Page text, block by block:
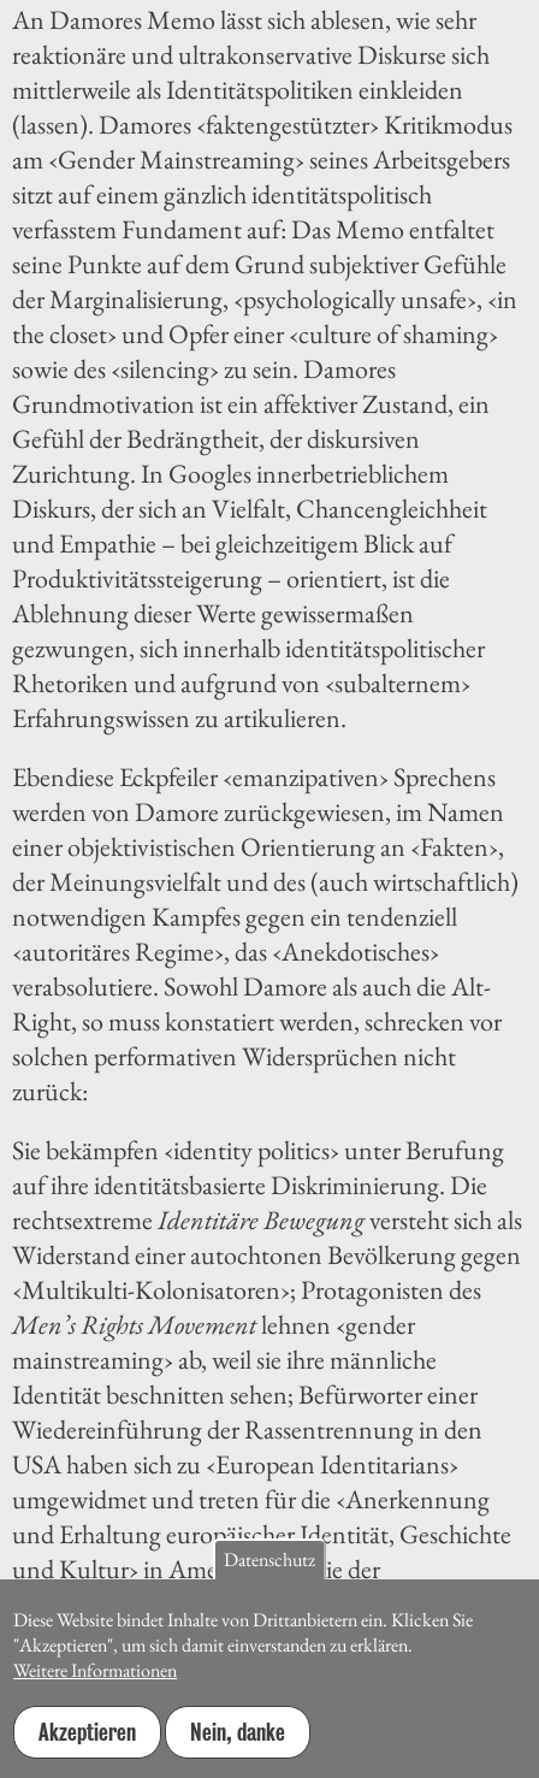
An Damores Memo lässt sich ablesen, wie sehr
reaktionäre und ultrakonservative Diskurse sich
mittlerweile als Identitätspolitiken einkleiden
(lassen). Damores ‹faktengestützter› Kritikmodus
am ‹Gender Mainstreaming› seines Arbeitsgebers
sitzt auf einem gänzlich identitätspolitisch
verfasstem Fundament auf: Das Memo entfaltet
seine Punkte auf dem Grund subjektiver Gefühle
der Marginalisierung, ‹psychologically unsafe›, ‹in
the closet› und Opfer einer ‹culture of shaming›
sowie des ‹silencing› zu sein. Damores
Grundmotivation ist ein affektiver Zustand, ein
Gefühl der Bedrängtheit, der diskursiven
Zurichtung. In Googles innerbetrieblichem
Diskurs, der sich an Vielfalt, Chancengleichheit
und Empathie – bei gleichzeitigem Blick auf
Produktivitätssteigerung – orientiert, ist die
Ablehnung dieser Werte gewissermaßen
gezwungen, sich innerhalb identitätspolitischer
Rhetoriken und aufgrund von ‹subalternem›
Erfahrungswissen zu artikulieren.
Ebendiese Eckpfeiler ‹emanzipativen› Sprechens
werden von Damore zurückgewiesen, im Namen
einer objektivistischen Orientierung an ‹Fakten›,
der Meinungsvielfalt und des (auch wirtschaftlich)
notwendigen Kampfes gegen ein tendenziell
‹autoritäres Regime›, das ‹Anekdotisches›
verabsolutiere. Sowohl Damore als auch die Alt-
Right, so muss konstatiert werden, schrecken vor
solchen performativen Widersprüchen nicht
zurück:
Sie bekämpfen ‹identity politics› unter Berufung
auf ihre identitätsbasierte Diskriminierung. Die
rechtsextremeIdentitäre Bewegungversteht sich als
Widerstand einer autochtonen Bevölkerung gegen
‹Multikulti-Kolonisatoren›; Protagonisten des
Men’s Rights Movementlehnen ‹gender
mainstreaming› ab, weil sie ihre männliche
Identität beschnitten sehen; Befürworter einer
Wiedereinführung der Rassentrennung in den
USA haben sich zu ‹European Identitarians›
umgewidmet und treten für die ‹Anerkennung
und Erhaltung europäischer Identität, Geschichte
und Kultur› in Amerika ein. Wie der
rechtssympathisierende Psychologe Jordan B.
Peterson aus Toronto vormacht, können so
zentrale Elemente neurechten Denkens in völlig
unverdächtige ‹empowerment› oder auch ‹self
help›-Diskurse umformuliert werden.
Datenschutz
Diese Website bindet Inhalte von Drittanbietern ein. Klicken Sie
"Akzeptieren", um sich damit einverstanden zu erklären.
Weitere Informationen
Akzeptieren Nein, danke